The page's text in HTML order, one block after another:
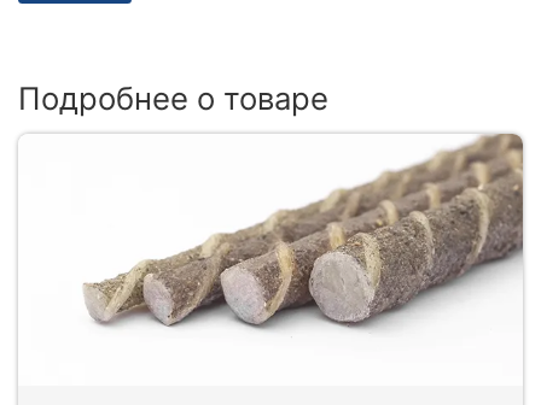
Подробнее о товаре